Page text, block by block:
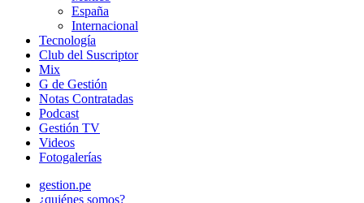
España
Internacional
Tecnología
Club del Suscriptor
Mix
G de Gestión
Notas Contratadas
Podcast
Gestión TV
Videos
Fotogalerías
gestion.pe
¿quiénes somos?